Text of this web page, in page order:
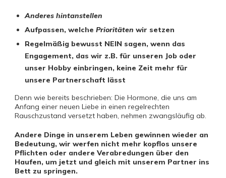
Anderes hintanstellen
Aufpassen, welche Prioritäten wir setzen
Regelmäßig bewusst NEIN sagen, wenn das
Engagement, das wir z.B. für unseren Job oder
unser Hobby einbringen, keine Zeit mehr für
unsere Partnerschaft lässt
Denn wie bereits beschrieben: Die Hormone, die uns am
Anfang einer neuen Liebe in einen regelrechten
Rauschzustand versetzt haben, nehmen zwangsläufig ab.
Andere Dinge in unserem Leben gewinnen wieder an
Bedeutung, wir werfen nicht mehr kopflos unsere
Pflichten oder andere Verabredungen über den
Haufen, um jetzt und gleich mit unserem Partner ins
Bett zu springen.